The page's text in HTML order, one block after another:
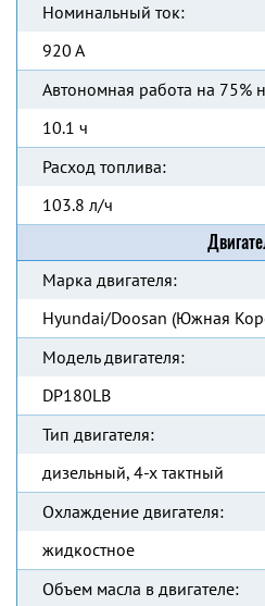
Номинальный ток:
920 А
Автономная работа на 75%
10.1 ч
Расход топлива:
103.8 л/ч
Марка двигателя:
Hyundai/Doosan (Южная
Модель двигателя:
DP180LB
Тип двигателя:
дизельный, 4-х тактный
Охлаждение двигателя:
жидкостное
Объем масла в двигателе: